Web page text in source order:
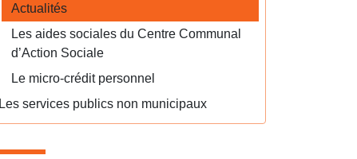
Actualités
Les aides sociales du Centre Communal
d’Action Sociale
Le micro-crédit personnel
Les services publics non municipaux